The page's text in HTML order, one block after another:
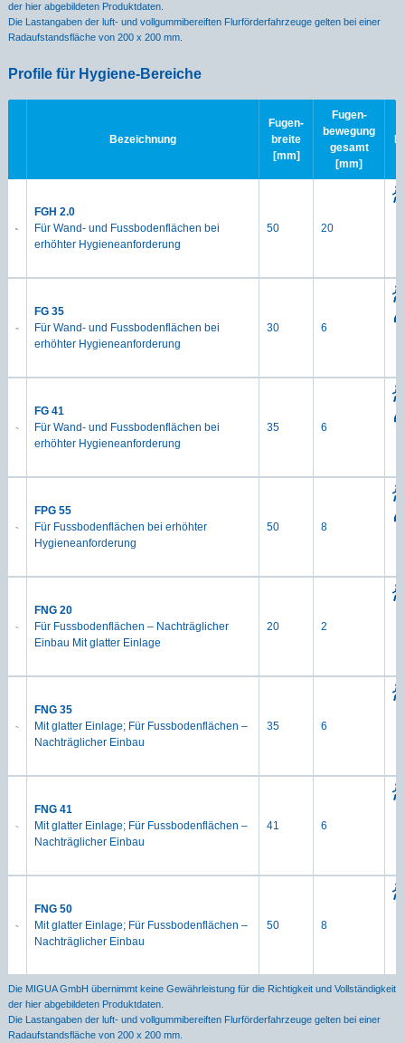
der hier abgebildeten Produktdaten.
Die Lastangaben der luft- und vollgummibereiften Flurförderfahrzeuge gelten bei einer
Radaufstandsfläche von 200 x 200 mm.
Profile für Hygiene-Bereiche
Bezeichnung
Fugen-
breite
[mm]
Fugen-
bewegung
gesamt
[mm]
FGH 2.0
Für Wand- und Fussbodenflächen bei
erhöhter Hygieneanforderung
50 20
FG 35
Für Wand- und Fussbodenflächen bei
erhöhter Hygieneanforderung
30 6
FG 41
Für Wand- und Fussbodenflächen bei
erhöhter Hygieneanforderung
35 6
FPG 55
Für Fussbodenflächen bei erhöhter
Hygieneanforderung
50 8
FNG 20
Für Fussbodenflächen – Nachträglicher
Einbau Mit glatter Einlage
20 2
FNG 35
Mit glatter Einlage; Für Fussbodenflächen –
Nachträglicher Einbau
35 6
FNG 41
Mit glatter Einlage; Für Fussbodenflächen –
Nachträglicher Einbau
41 6
FNG 50
Mit glatter Einlage; Für Fussbodenflächen –
Nachträglicher Einbau
50 8
Die MIGUA GmbH übernimmt keine Gewährleistung für die Richtigkeit und Vollständigkeit
der hier abgebildeten Produktdaten.
Die Lastangaben der luft- und vollgummibereiften Flurförderfahrzeuge gelten bei einer
Radaufstandsfläche von 200 x 200 mm.